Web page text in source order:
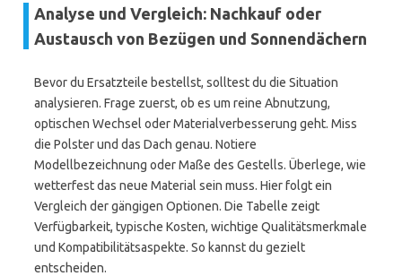
Analyse und Vergleich: Nachkauf oder
Austausch von Bezügen und Sonnendächern
Bevor du Ersatzteile bestellst, solltest du die Situation
analysieren. Frage zuerst, ob es um reine Abnutzung,
optischen Wechsel oder Materialverbesserung geht. Miss
die Polster und das Dach genau. Notiere
Modellbezeichnung oder Maße des Gestells. Überlege, wie
wetterfest das neue Material sein muss. Hier folgt ein
Vergleich der gängigen Optionen. Die Tabelle zeigt
Verfügbarkeit, typische Kosten, wichtige Qualitätsmerkmale
und Kompatibilitätsaspekte. So kannst du gezielt
entscheiden.